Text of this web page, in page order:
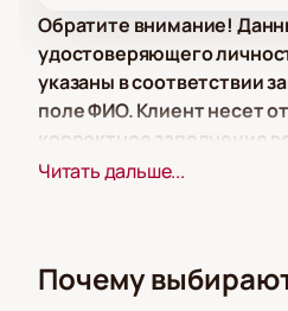
Обратите внимание!
удостоверяющего
указаны в соответствии
поле ФИО. Клиент несет
корректное заполнение
забудьте взять документ с
Режиссёр:Дмитрий
Читать дальше...
Почему